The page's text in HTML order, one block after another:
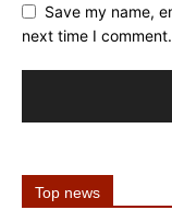
Save my name,
next time I comment.
Top news